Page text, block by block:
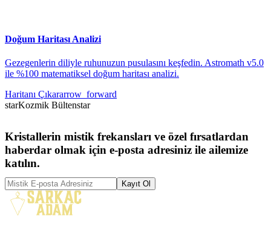
Doğum Haritası Analizi
Gezegenlerin diliyle ruhunuzun pusulasını keşfedin. Astromath v5.0
ile %100 matematiksel doğum haritası analizi.
Haritanı Çıkararrow_forward
starKozmik Bültenstar
Kristallerin mistik frekansları ve özel fırsatlardan
haberdar olmak için e-posta adresiniz ile ailemize
katılın.
Kayıt Ol